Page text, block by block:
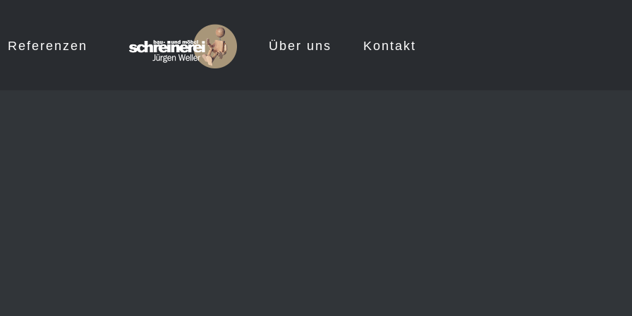
Referenzen Über uns Kontakt